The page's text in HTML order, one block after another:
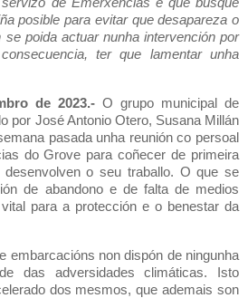
posible para evitar que desapareza o
poida actuar nunha intervención por
ter que lamentar unha
de 2023.- O grupo municipal de
por José Antonio Otero, Susana Millán
pasada unha reunión co persoal
do Grove para coñecer de primeira
o seu traballo. O que se
de abandono e de falta de medios
para a protección e o benestar da
embarcacións non dispón de ningunha
das adversidades climáticas. Isto
dos mesmos, que ademais son